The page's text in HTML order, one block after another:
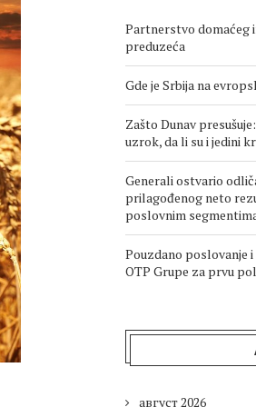
Partnerstvo domaćeg
preduzeća
Gde je Srbija na
Zašto Dunav
uzrok, da li su i jedini
Generali ostvario
prilagođenog neto
poslovnim
Pouzdano poslovanje
OTP Grupe za prvu
август 2026